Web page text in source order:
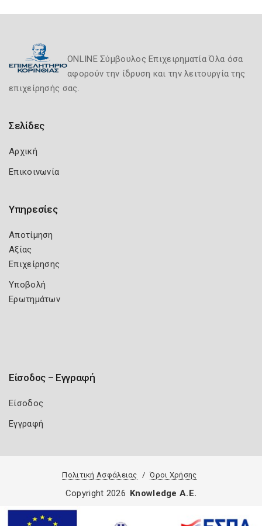
ONLINE Σύμβουλος Επιχειρηματία Όλα όσα
αφορούν την ίδρυση και την λειτουργία της
επιχείρησής σας.
Σελίδες
Αρχική
Επικοινωνία
Υπηρεσίες
Αποτίμηση
Αξίας
Επιχείρησης
Υποβολή
Ερωτημάτων
Είσοδος – Εγγραφή
Είσοδος
Εγγραφή
Πολιτική Ασφάλειας Όροι Χρήσης
Copyright 2026 Knowledge A.E.